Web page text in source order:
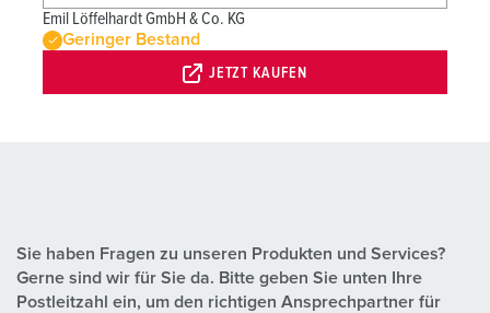
Emil Löffelhardt GmbH & Co. KG
Geringer Bestand
JETZT KAUFEN
Sie haben Fragen zu unseren Produkten und Services?
Gerne sind wir für Sie da. Bitte geben Sie unten Ihre
Postleitzahl ein, um den richtigen Ansprechpartner für